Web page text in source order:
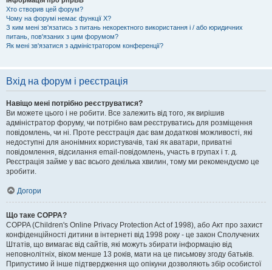
Хто створив цей форум?
Чому на форумі немає функції X?
З ким мені зв'язатись з питань некоректного використання і / або юридичних
питань, пов'язаних з цим форумом?
Як мені зв'язатися з адміністратором конференції?
Вхід на форум і реєстрація
Навіщо мені потрібно реєструватися?
Ви можете цього і не робити. Все залежить від того, як вирішив
адміністратор форуму, чи потрібно вам реєструватись для розміщення
повідомлень, чи ні. Проте реєстрація дає вам додаткові можливості, які
недоступні для анонімних користувачів, такі як аватари, приватні
повідомлення, відсилання email-повідомлень, участь в групах і т. д.
Реєстрація займе у вас всього декілька хвилин, тому ми рекомендуємо це
зробити.
Догори
Що таке COPPA?
COPPA (Children's Online Privacy Protection Act of 1998), або Акт про захист
конфіденційності дитини в інтернеті від 1998 року - це закон Сполучених
Штатів, що вимагає від сайтів, які можуть збирати інформацію від
неповнолітніх, віком менше 13 років, мати на це письмову згоду батьків.
Припустимо й інше підтвердження що опікуни дозволяють збір особистої